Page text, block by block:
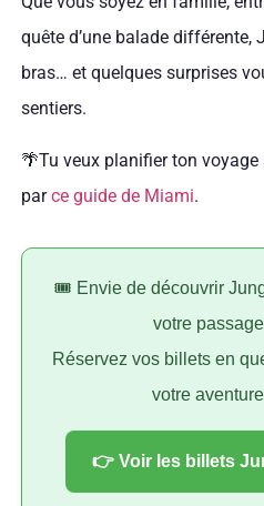
quête d’une balade différente,
bras… et quelques surprises
sentiers.
🌴Tu veux planifier ton
parce guide de Miami.
🎟️ Envie de découvrir
votre
Réservez vos billets en
votre
👉 Voir les billets